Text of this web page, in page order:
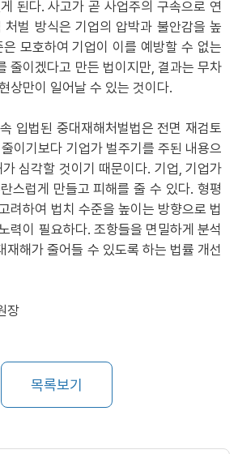
된다. 사고가 곧 사업주의 구속으로 연
벌 방식은 기업의 압박과 불안감을 높
모호하여 기업이 이를 예방할 수 없는
줄이겠다고 만든 법이지만, 결과는 무차
상만이 일어날 수 있는 것이다.
입법된 중대재해처벌법은 전면 재검토
이기보다 기업가 벌주기를 주된 내용으
심각할 것이기 때문이다. 기업, 기업가
스럽게 만들고 피해를 줄 수 있다. 형평
려하여 법치 수준을 높이는 방향으로 법
력이 필요하다. 조항들을 면밀하게 분석
재해가 줄어들 수 있도록 하는 법률 개선
장
목록보기